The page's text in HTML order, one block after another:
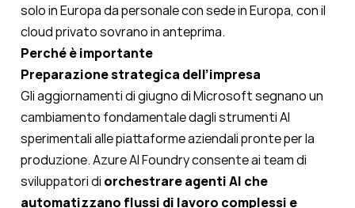
solo in Europa da personale con sede in Europa, con il
cloud privato sovrano in anteprima.
Perché è importante
Preparazione strategica dell’impresa
Gli aggiornamenti di giugno di Microsoft segnano un
cambiamento fondamentale dagli strumenti AI
sperimentali alle piattaforme aziendali pronte per la
produzione. Azure AI Foundry consente ai team di
sviluppatori di orchestrare agenti AI che
automatizzano flussi di lavoro complessi e